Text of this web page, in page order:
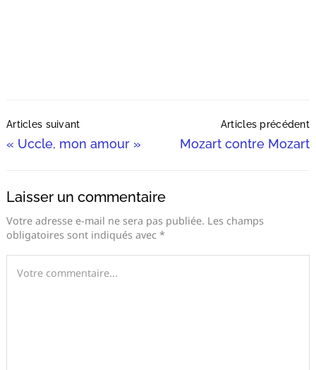
Navigation
Articles suivant
« Uccle, mon amour »
Articles précédent
Mozart contre Mozart
Laisser un commentaire
Votre adresse e-mail ne sera pas publiée. Les champs
obligatoires sont indiqués avec *